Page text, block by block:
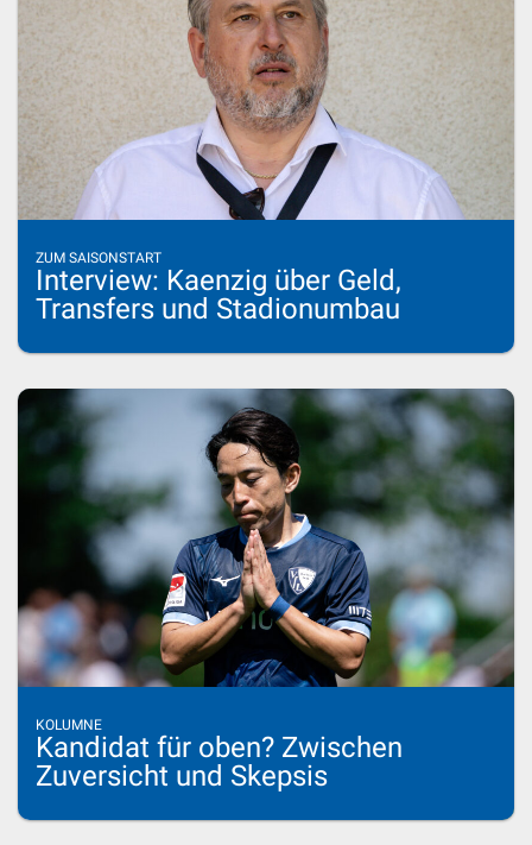
ZUM SAISONSTART
Interview: Kaenzig über Geld,
Transfers und Stadionumbau
KOLUMNE
Kandidat für oben? Zwischen
Zuversicht und Skepsis